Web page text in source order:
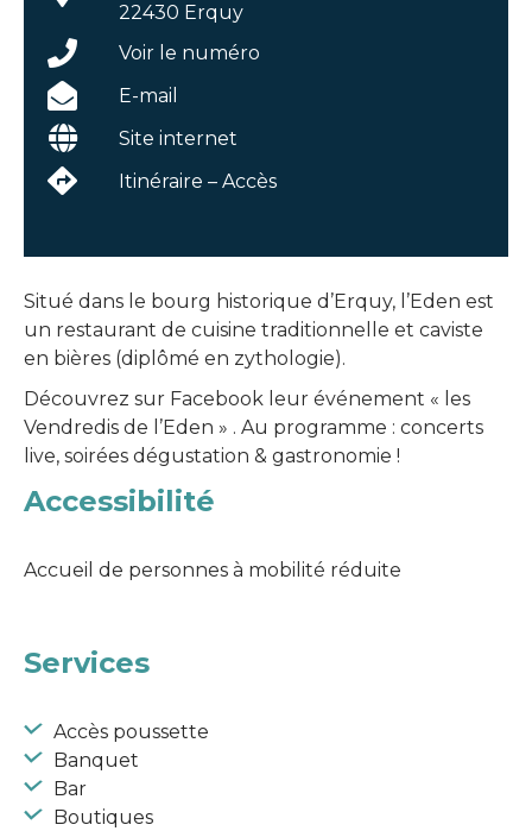
Situé dans le bourg historique d’Erquy, l’Eden est
un restaurant de cuisine traditionnelle et caviste
en bières (diplômé en zythologie).
Découvrez sur Facebook leur événement « les
Vendredis de l’Eden » . Au programme : concerts
live, soirées dégustation & gastronomie !
Accessibilité
Accueil de personnes à mobilité réduite
Services
Accès poussette
Banquet
Bar
Boutiques
22430 Erquy
Voir le numéro
E-mail
Site internet
Itinéraire – Accès